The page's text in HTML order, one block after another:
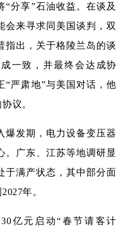
分享”石油收益。在谈及
会来寻求同美国谈判，双
指出，关于格陵兰岛的谈
一致，并最终会达成协
“严肃地”与美国对话，他
议。
爆发期，电力设备变压器
。广东、江苏等地调研显
于满产状态，其中部分面
年。
亿元启动“春节请客计